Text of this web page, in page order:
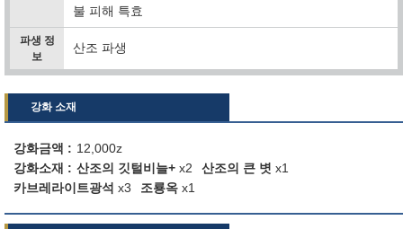
불 피해 특효
파생 정
보
산조 파생
강화 소재
강화금액
12,000z
강화소재
산조의 깃털비늘+ x2 산조의 큰 볏 x1
카브레라이트광석 x3 조룡옥 x1